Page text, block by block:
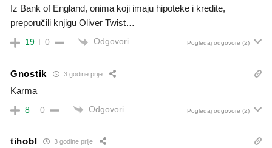
Iz Bank of England, onima koji imaju hipoteke i kredite,
preporučili knjigu Oliver Twist…
19 0 Odgovori Pogledaj odgovore (2)
Gnostik 3 godine prije
Karma
8 0 Odgovori Pogledaj odgovore (2)
tihobl 3 godine prije